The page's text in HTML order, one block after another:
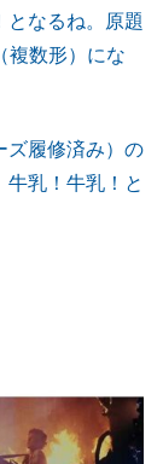
となるね。原題
複数形）にな
ズ履修済み）の
乳！牛乳！と